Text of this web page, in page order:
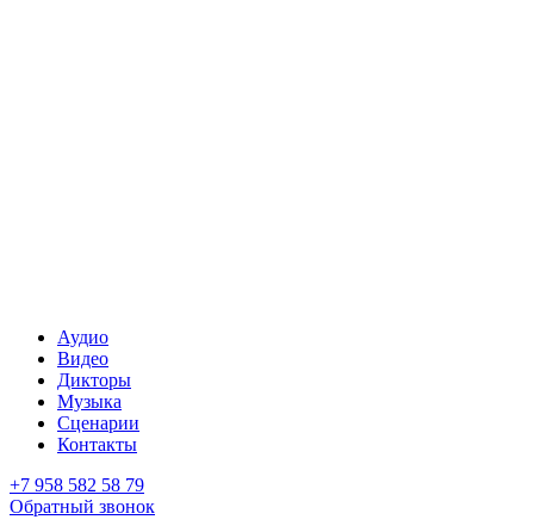
Аудио
Видео
Дикторы
Музыка
Сценарии
Контакты
+7 958 582 58 79
Обратный звонок